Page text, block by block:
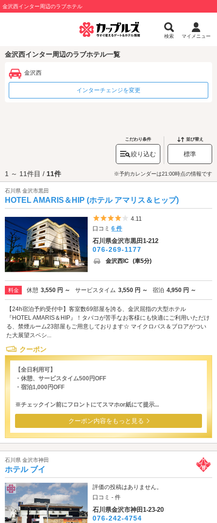
金沢西インター周辺のラブホテル
検索 マイメニュー
金沢西インター周辺のラブホテル一覧
金沢西
インターチェンジを変更
こだわり条件
絞り込む
並び替え
標準
1 ～ 11件目 / 11件 ※予約カレンダーは21:00時点の情報です
石川県 金沢市黒田
HOTEL AMARIS＆HIP (ホテル アマリス＆ヒップ)
5つ星のうち4
4.11
口コミ6 件
石川県金沢市黒田1-212
076-269-1177
金沢西IC (車5分)
料金 休憩 3,550 円 ～ サービスタイム 3,550 円 ～ 宿泊 4,950 円 ～
【24h宿泊予約受付中】客室数69部屋を誇る、金沢屈指の大型ホテル
『HOTEL AMARIS＆HIP』！タバコが苦手なお客様にも快適にご利用いただけ
る、禁煙ルーム23部屋もご用意しております☆ マイクロバス＆ブロアがつい
た大展望スペシ...
クーポン
【全日利用可】
・休憩、サービスタイム500円OFF
・宿泊1,000円OFF
※チェックイン前にフロントにてスマホor紙にて提示...
クーポン内容をもっと見る
石川県 金沢市神田
ホテル ブイ
評価の投稿はありません。
口コミ - 件
石川県金沢市神田1-23-20
076-242-4754